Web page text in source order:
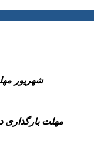
-31 شهریور مهلت ارسال اظهارنامه
-مهلت بارگذاری دفاتر الکترونیکی سال مالی 1404(شش ماهه